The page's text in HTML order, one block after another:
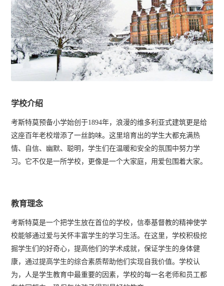
学校介绍
考斯特莫预备小学始创于1894年，浪漫的维多利亚式建筑更是给
这座百年老校增添了一丝韵味。这里培育出的学生大都充满热
情、自信、幽默、聪明，学生们在温暖和安全的氛围中努力学
习。它不仅是一所学校，更像是一个大家庭，用爱包围着大家。
教育理念
考斯特莫是一个把学生放在首位的学校，信奉基督教的精神使学
校能够通过爱与关怀丰富学生的学习生活。在这里，学校积极挖
掘学生们的好奇心，提高他们的学术成就，保证学生的身体健
康，通过提高学生的综合素质帮助他们实现自我价值。学校认
为，人是学生教育中最重要的因素，学校的每一名老师和员工都